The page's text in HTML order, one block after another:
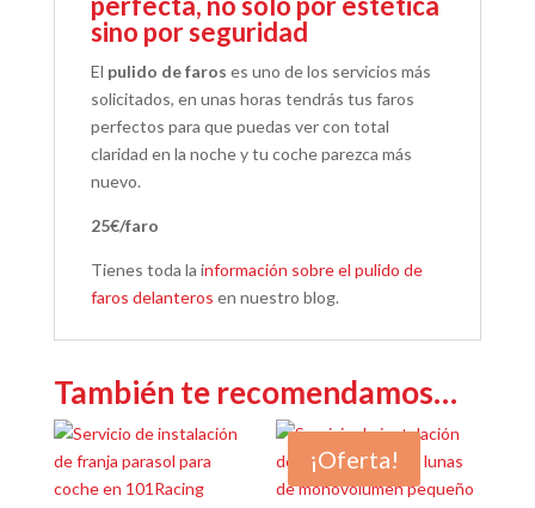
sino por seguridad
El pulido de faros es uno de los servicios más
solicitados, en unas horas tendrás tus faros
perfectos para que puedas ver con total
claridad en la noche y tu coche parezca más
nuevo.
25€/faro
Tienes toda la información sobre el pulido de
faros delanteros en nuestro blog.
También te recomendamos…
¡Oferta!